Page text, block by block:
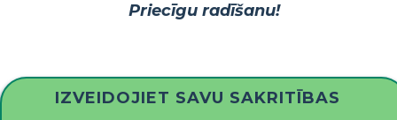
Priecīgu radīšanu!
IZVEIDOJIET SAVU SAKRITĪBAS